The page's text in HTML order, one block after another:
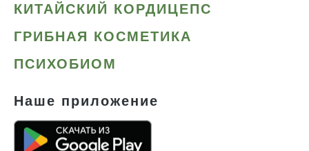
КИТАЙСКИЙ КОРДИЦЕПС
ГРИБНАЯ КОСМЕТИКА
ПСИХОБИОМ
Наше приложение